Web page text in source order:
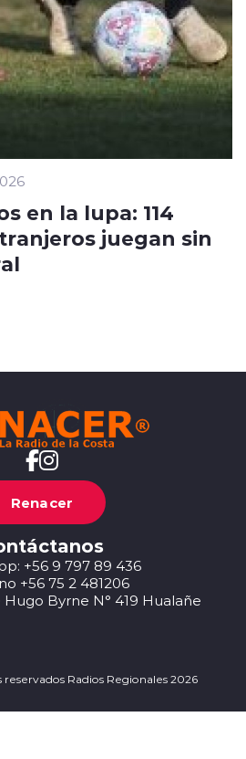
en la lupa: 114
juegan sin
Renacer
+56 9 797 89 436
+56 75 2 481206
Byrne N° 419 Hualañe
Radios Regionales 2026